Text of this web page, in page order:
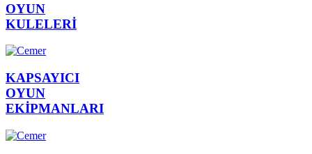
OYUN
KULELERİ
KAPSAYICI
OYUN
EKİPMANLARI